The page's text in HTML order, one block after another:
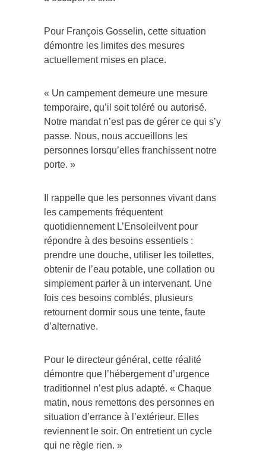
Pour François Gosselin, cette situation
démontre les limites des mesures
actuellement mises en place.
« Un campement demeure une mesure
temporaire, qu’il soit toléré ou autorisé.
Notre mandat n’est pas de gérer ce qui s’y
passe. Nous, nous accueillons les
personnes lorsqu’elles franchissent notre
porte. »
Il rappelle que les personnes vivant dans
les campements fréquentent
quotidiennement L’Ensoleilvent pour
répondre à des besoins essentiels :
prendre une douche, utiliser les toilettes,
obtenir de l’eau potable, une collation ou
simplement parler à un intervenant. Une
fois ces besoins comblés, plusieurs
retournent dormir sous une tente, faute
d’alternative.
Pour le directeur général, cette réalité
démontre que l’hébergement d’urgence
traditionnel n’est plus adapté. « Chaque
matin, nous remettons des personnes en
situation d’errance à l’extérieur. Elles
reviennent le soir. On entretient un cycle
qui ne règle rien. »